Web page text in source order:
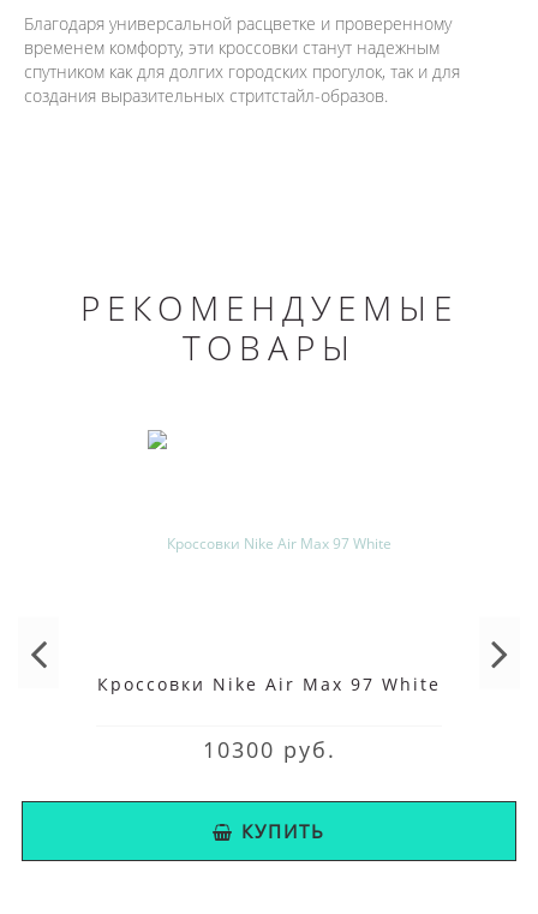
Благодаря универсальной расцветке и проверенному
временем комфорту, эти кроссовки станут надежным
спутником как для долгих городских прогулок, так и для
создания выразительных стритстайл-образов.
РЕКОМЕНДУЕМЫЕ
ТОВАРЫ
Кроссовки Nike Air Max 97 White
10300 руб.
КУПИТЬ